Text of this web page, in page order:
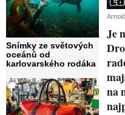
Snímky ze světových
oceánů od
karlovarského rodáka
Je
na